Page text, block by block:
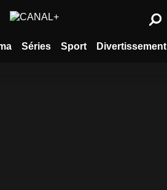
Séries Sport Divertissement